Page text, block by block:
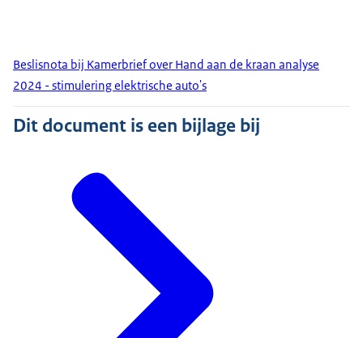
Beslisnota bij Kamerbrief over Hand aan de kraan analyse
2024 - stimulering elektrische auto's
Dit document is een bijlage bij